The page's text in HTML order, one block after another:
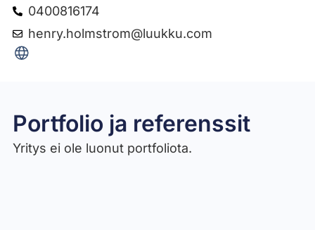
0400816174
henry.holmstrom@luukku.com
Portfolio ja referenssit
Yritys ei ole luonut portfoliota.